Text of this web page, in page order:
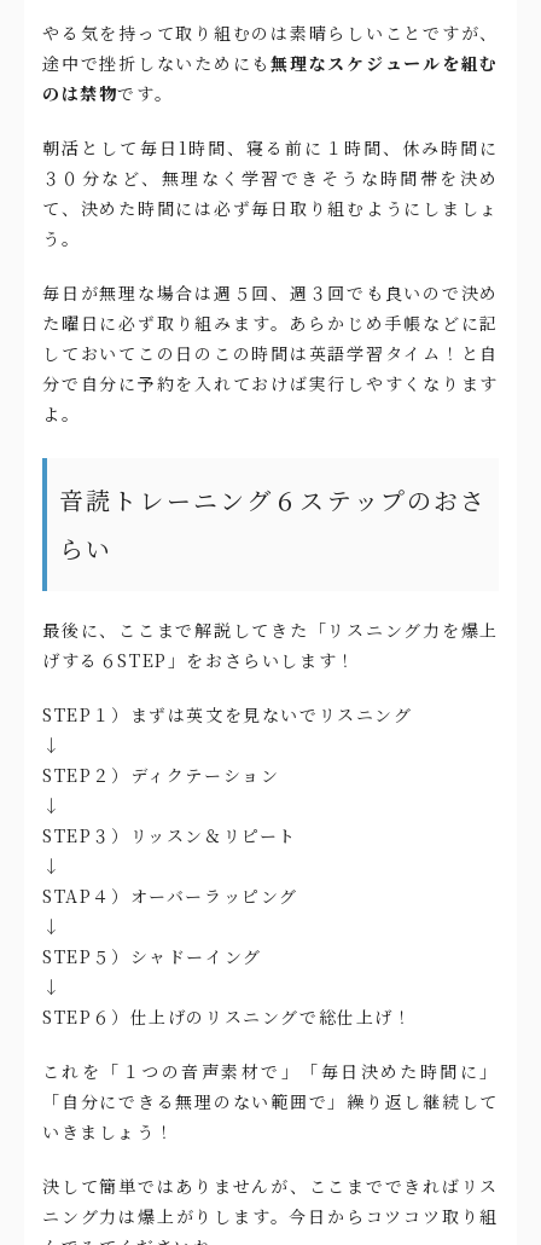
やる気を持って取り組むのは素晴らしいことですが、
途中で挫折しないためにも無理なスケジュールを組む
のは禁物です。
朝活として毎日1時間、寝る前に１時間、休み時間に
３０分など、無理なく学習できそうな時間帯を決め
て、決めた時間には必ず毎日取り組むようにしましょ
う。
毎日が無理な場合は週５回、週３回でも良いので決め
た曜日に必ず取り組みます。あらかじめ手帳などに記
しておいてこの日のこの時間は英語学習タイム！と自
分で自分に予約を入れておけば実行しやすくなります
よ。
音読トレーニング６ステップのおさ
らい
最後に、ここまで解説してきた「リスニング力を爆上
げする６STEP」をおさらいします！
STEP１）まずは英文を見ないでリスニング
↓
STEP２）ディクテーション
↓
STEP３）リッスン＆リピート
↓
STAP４）オーバーラッピング
↓
STEP５）シャドーイング
↓
STEP６）仕上げのリスニングで総仕上げ！
これを「１つの音声素材で」「毎日決めた時間に」
「自分にできる無理のない範囲で」繰り返し継続して
いきましょう！
決して簡単ではありませんが、ここまでできればリス
ニング力は爆上がりします。今日からコツコツ取り組